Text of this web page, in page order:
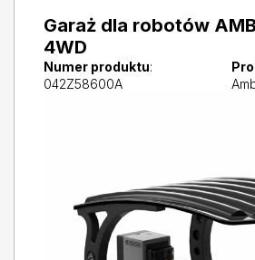
Garaż dla robotów
4WD
Numer produktu:
042Z58600A